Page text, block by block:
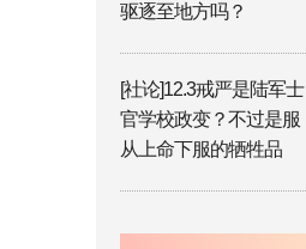
驱逐至地方吗？
[社论]12.3戒严是陆军士
官学校政变？不过是服
从上命下服的牺牲品